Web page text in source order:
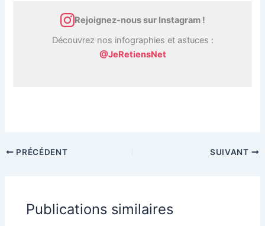
Rejoignez-nous sur Instagram !
Découvrez nos infographies et astuces :
@JeRetiensNet
PRÉCÉDENT SUIVANT
Publications similaires